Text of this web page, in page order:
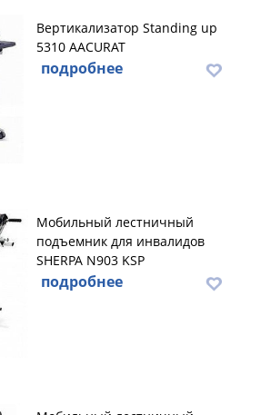
Вертикализатор Standing up
5310 AACURAT
подробнее
Мобильный лестничный
подъемник для инвалидов
SHERPA N903 KSP
подробнее